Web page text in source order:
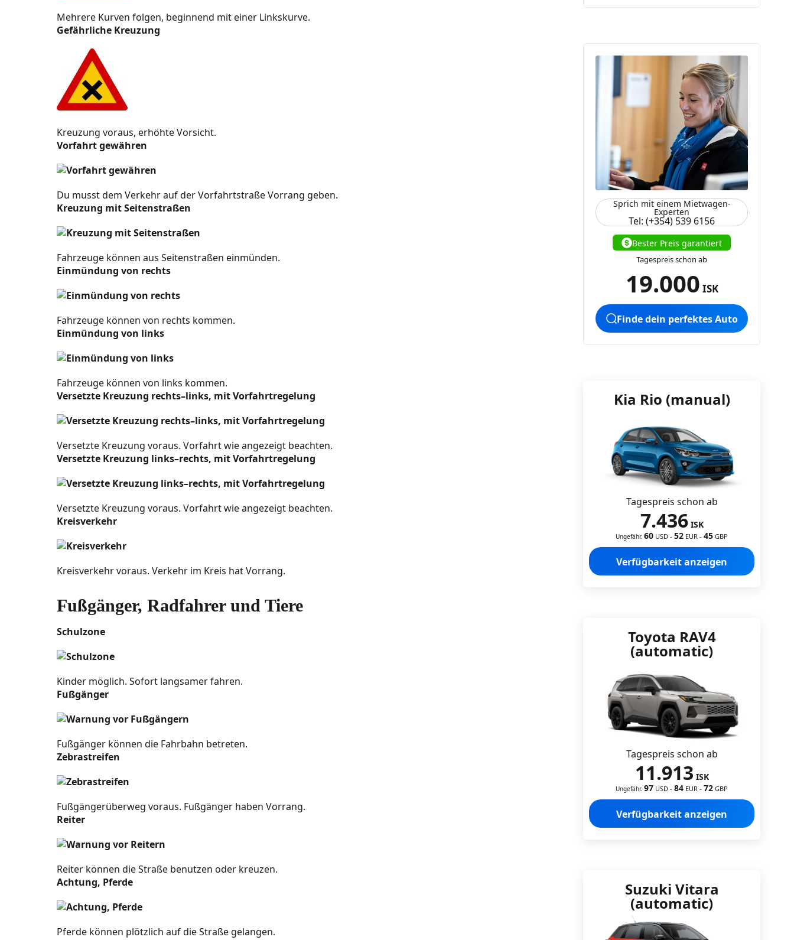
Öffentlicher Verkehr
Zonen
Spezielle Nutzung und Hinweise
Tunnel und schwere Fahrzeuge
Geschwindigkeiten und Kontrollen
Information und Kommunikation
Toiletten und Abfall
Orte und Bereiche
Essen und Trinken
Services fürs Fahrzeug
Komfort und Ausstattung
Sport und Freizeit
Wandern, Natur und Attraktionen
Pferde und Aktivitäten
Angeln und Wassersport
Wintersport
Kultur und Gemeinschaft
Einkaufen und Services
Tiere und Natur
Routen- und Wegweiser
Vorwegweiser (Ziele und Entfernungen)
Fahrstreifen und Verkehr
Orte und Namen
Spezielle Schilder
Fahrstreifenschilder
Mehrere Kurven folgen, beginnend mit einer Linkskurve.
Gefährliche Kreuzung
Kreuzung voraus, erhöhte Vorsicht.
Vorfahrt gewähren
Du musst dem Verkehr auf der Vorfahrtstraße Vorrang geben.
Kreuzung mit Seitenstraßen
Fahrzeuge können aus Seitenstraßen einmünden.
Einmündung von rechts
Fahrzeuge können von rechts kommen.
Einmündung von links
Fahrzeuge können von links kommen.
Versetzte Kreuzung rechts–links, mit Vorfahrtregelung
Versetzte Kreuzung voraus. Vorfahrt wie angezeigt beachten.
Versetzte Kreuzung links–rechts, mit Vorfahrtregelung
Versetzte Kreuzung voraus. Vorfahrt wie angezeigt beachten.
Kreisverkehr
Kreisverkehr voraus. Verkehr im Kreis hat Vorrang.
Fußgänger, Radfahrer und Tiere
Schulzone
Kinder möglich. Sofort langsamer fahren.
Fußgänger
Fußgänger können die Fahrbahn betreten.
Zebrastreifen
Fußgängerüberweg voraus. Fußgänger haben Vorrang.
Reiter
Reiter können die Straße benutzen oder kreuzen.
Achtung, Pferde
Pferde können plötzlich auf die Straße gelangen.
Sprich mit einem Mietwagen-
Experten
Tel: (+354) 539 6156
Bester Preis garantiert
Tagespreis schon ab
19.000 ISK
Finde dein perfektes Auto
Kia Rio (manual)
Tagespreis schon ab
7.436ISK
Ungefähr. 60 USD - 52 EUR - 45 GBP
Verfügbarkeit anzeigen
Toyota RAV4
(automatic)
Tagespreis schon ab
11.913 ISK
Ungefähr. 97 USD - 84 EUR - 72 GBP
Verfügbarkeit anzeigen
Suzuki Vitara
(automatic)